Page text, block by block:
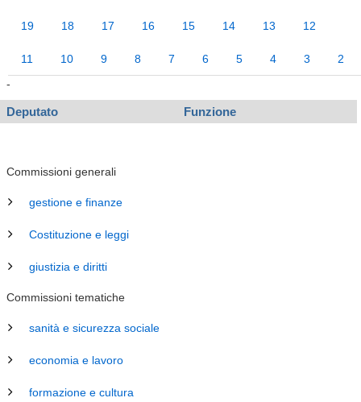
19 18 17 16 15 14 13 12
11 10 9 8 7 6 5 4 3
2
-
Deputato Funzione
Commissioni generali
gestione e finanze
Costituzione e leggi
giustizia e diritti
Commissioni tematiche
sanità e sicurezza sociale
economia e lavoro
formazione e cultura